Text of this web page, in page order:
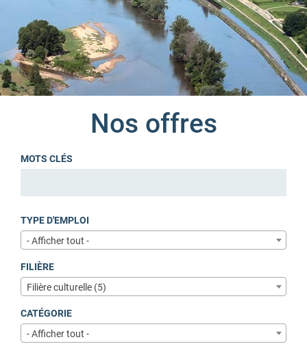
Nos offres
MOTS CLÉS
TYPE D'EMPLOI
- Afficher tout -
FILIÈRE
Filière culturelle (5)
CATÉGORIE
- Afficher tout -